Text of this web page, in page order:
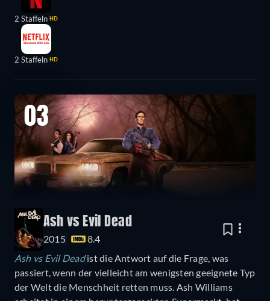
2 Staffeln HD
2 Staffeln HD
03
Ash vs Evil Dead
2015
8.4
Ash vs Evil Deadist die Antwort auf die Frage, was
passiert, wenn der vielleicht am wenigsten geeignete Typ
der Welt die Menschheit retten muss. Ash Williams